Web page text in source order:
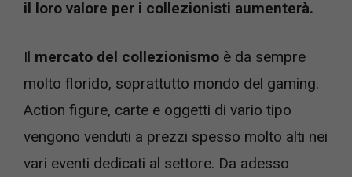
il loro valore per i collezionisti aumenterà.
Il mercato del collezionismo è da sempre
molto florido, soprattutto mondo del gaming.
Action figure, carte e oggetti di vario tipo
vengono venduti a prezzi spesso molto alti nei
vari eventi dedicati al settore. Da adesso